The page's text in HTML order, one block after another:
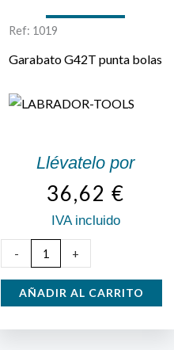
Ref: 1019
Garabato G42T punta bolas
Llévatelo por
36,62 €
IVA incluido
-
Garabato
G42T
punta
+
AÑADIR AL CARRITO